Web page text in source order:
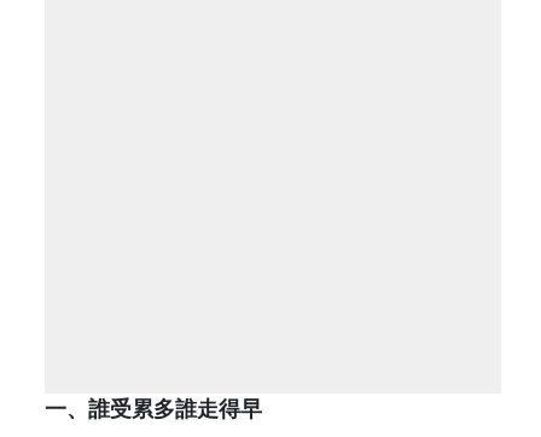
一、誰受累多誰走得早